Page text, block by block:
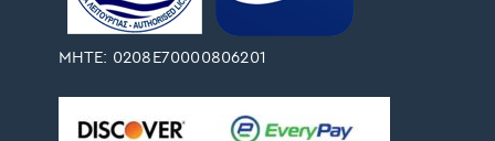
ΜΗΤΕ: 0208Ε70000806201